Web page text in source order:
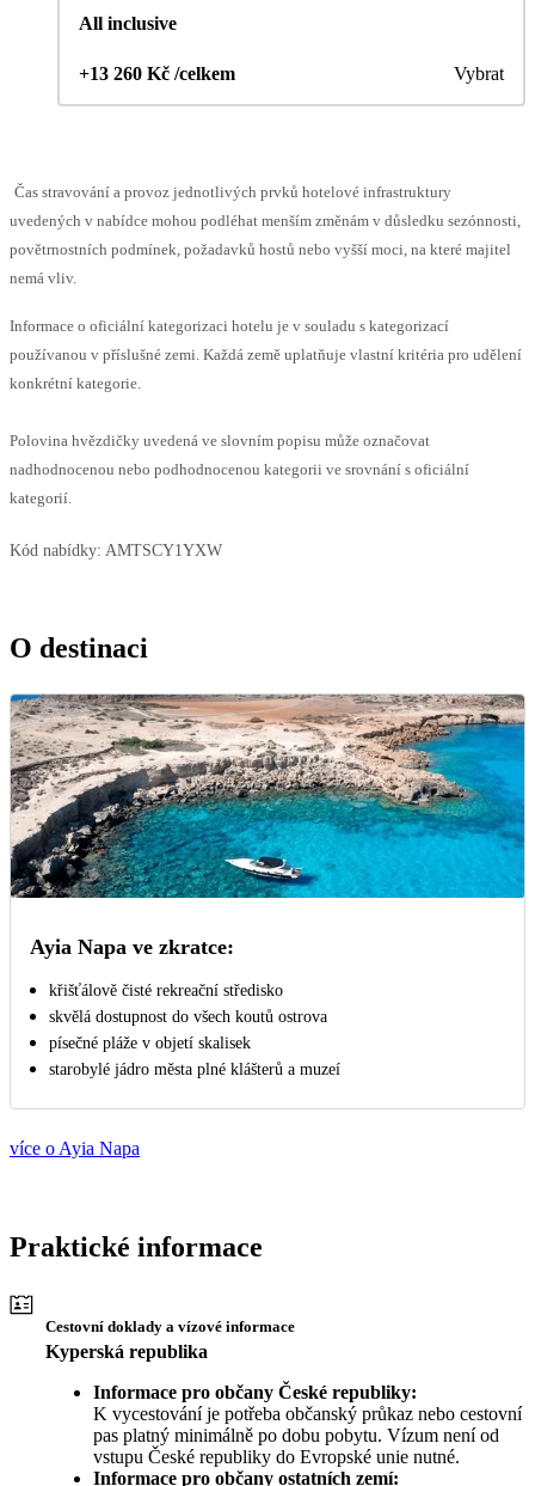
All inclusive
+13 260 Kč /celkem Vybrat
Čas stravování a provoz jednotlivých prvků hotelové infrastruktury
uvedených v nabídce mohou podléhat menším změnám v důsledku sezónnosti,
povětrnostních podmínek, požadavků hostů nebo vyšší moci, na které majitel
nemá vliv.
Informace o oficiální kategorizaci hotelu je v souladu s kategorizací
používanou v příslušné zemi. Každá země uplatňuje vlastní kritéria pro udělení
konkrétní kategorie.
Polovina hvězdičky uvedená ve slovním popisu může označovat
nadhodnocenou nebo podhodnocenou kategorii ve srovnání s oficiální
kategorií.
Kód nabídky: AMTSCY1YXW
O destinaci
Ayia Napa ve zkratce:
křišťálově čisté rekreační středisko
skvělá dostupnost do všech koutů ostrova
písečné pláže v objetí skalisek
starobylé jádro města plné klášterů a muzeí
více o Ayia Napa
Praktické informace
Cestovní doklady a vízové informace
Kyperská republika
Informace pro občany České republiky:
K vycestování je potřeba občanský průkaz nebo cestovní
pas platný minimálně po dobu pobytu. Vízum není od
vstupu České republiky do Evropské unie nutné.
Informace pro občany ostatních zemí: